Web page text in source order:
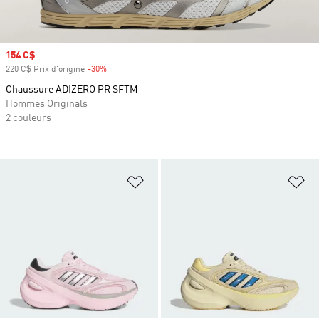
Ajouter à la Liste de produits
Prix soldé
154 C$
220 C$ Prix d'origine -30%
Chaussure ADIZERO PR SFTM
Hommes Originals
2 couleurs